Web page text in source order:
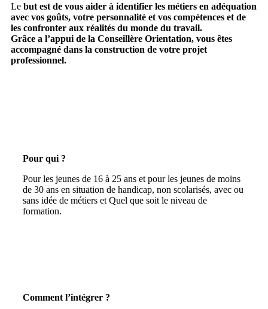
Le but est de vous aider à identifier les métiers en adéquation
avec vos goûts, votre personnalité et vos compétences et de
les confronter aux réalités du monde du travail.
Grâce a l’appui de la Conseillère Orientation, vous êtes
accompagné dans la construction de votre projet
professionnel.
Pour qui ?
Pour les jeunes de 16 à 25 ans et pour les jeunes de moins
de 30 ans en situation de handicap, non scolarisés, avec ou
sans idée de métiers et Quel que soit le niveau de
formation.
Comment l’intégrer ?